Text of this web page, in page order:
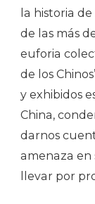
la historia
de las más
euforia
de los
y exhibidos
China,
darnos
amenaza en
llevar por